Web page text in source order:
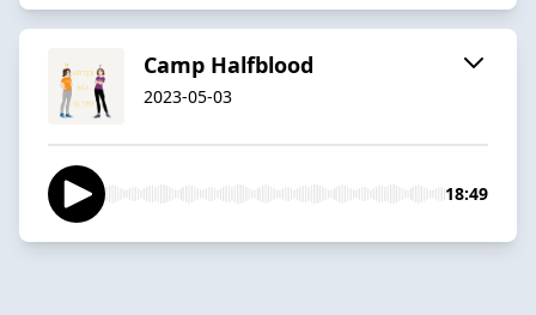
Camp Halfblood
2023-05-03
18:49